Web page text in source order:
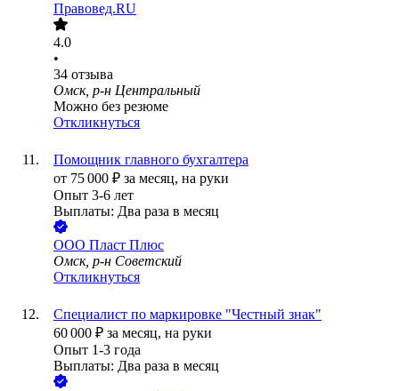
Правовед.RU
4.0
•
34 отзыва
Омск, р-н Центральный
Можно без резюме
Откликнуться
Помощник главного бухгалтера
от 75 000 ₽ за месяц, на руки
Опыт 3-6 лет
Выплаты: Два раза в месяц
ООО Пласт Плюс
Омск, р-н Советский
Откликнуться
Специалист по маркировке "Честный знак"
60 000 ₽ за месяц, на руки
Опыт 1-3 года
Выплаты: Два раза в месяц